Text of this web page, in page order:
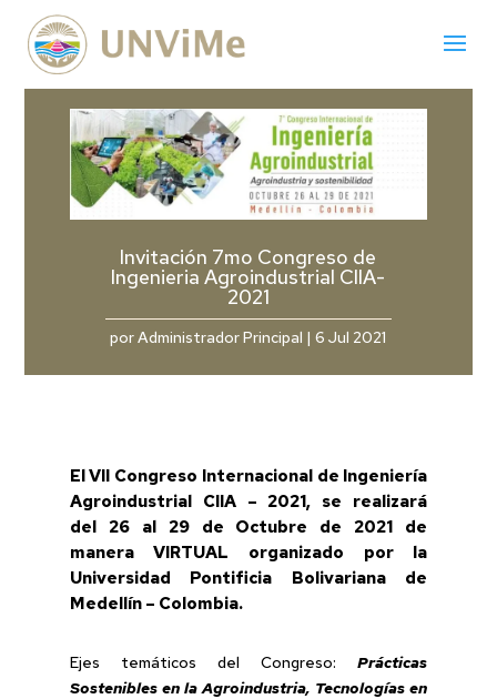
Invitación 7mo Congreso de
Ingenieria Agroindustrial CIIA-
2021
porAdministrador Principal |6 Jul 2021
El VII Congreso Internacional de Ingeniería
Agroindustrial CIIA – 2021, se realizará
del 26 al 29 de Octubre de 2021 de
maneraVIRTUAL organizado por la
Universidad Pontificia Bolivariana de
Medellín – Colombia.
Ejes temáticos del Congreso:Prácticas
Sostenibles en la Agroindustria, Tecnologías en